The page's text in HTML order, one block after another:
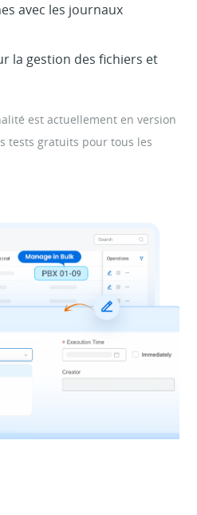
avec les journaux
la gestion des fichiers et
est actuellement en version
tests gratuits pour tous les